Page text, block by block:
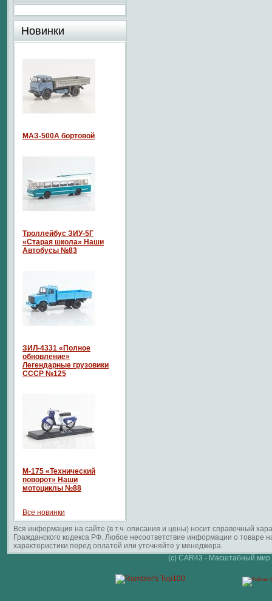
Новинки
МАЗ-500А бортовой
Троллейбус ЗИУ-5Г
«Старая школа» Наши
Автобусы №83
ЗИЛ-4331 «Полное
обновление»
Легендарные грузовики
СССР №125
М-175 «Технический
поворот» Наши
мотоциклы №88
Все новинки
Вся информация на сайте (в т.ч. описания и цены) носит справочный
Гражданского кодекса РФ. Любое несоответствие информации о
характеристики перед оплатой или уточняйте у менеджера.
(c) CAR43 - Масштабный мир